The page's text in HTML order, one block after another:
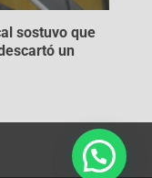
sostuvo que
un